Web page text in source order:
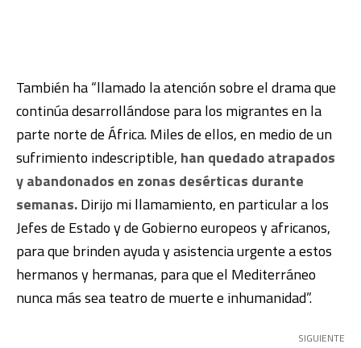
También ha “llamado la atención sobre el drama que
continúa desarrollándose para los migrantes en la
parte norte de África. Miles de ellos, en medio de un
sufrimiento indescriptible, han quedado atrapados
y abandonados en zonas desérticas durante
semanas.Dirijo mi llamamiento, en particular a los
Jefes de Estado y de Gobierno europeos y africanos,
para que brinden ayuda y asistencia urgente a estos
hermanos y hermanas, para que el Mediterráneo
nunca más sea teatro de muerte e inhumanidad”.
SIGUIENTE